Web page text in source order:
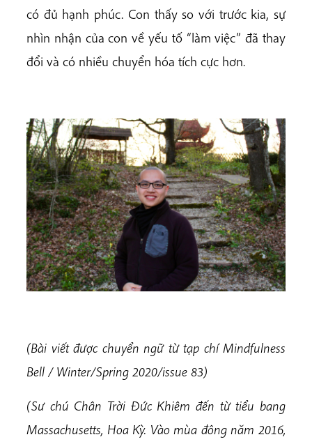
có đủ hạnh phúc. Con thấy so với trước kia, sự
nhìn nhận của con về yếu tố “làm việc” đã thay
đổi và có nhiều chuyển hóa tích cực hơn.
(Bài viết được chuyển ngữ từ tạp chí Mindfulness
Bell / Winter/Spring 2020/issue 83)
(Sư chú Chân Trời Đức Khiêm đến từ tiểu bang
Massachusetts, Hoa Kỳ. Vào mùa đông năm 2016,